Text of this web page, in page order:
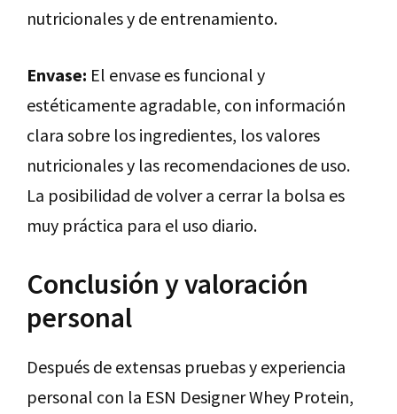
nutricionales y de entrenamiento.
Envase: El envase es funcional y
estéticamente agradable, con información
clara sobre los ingredientes, los valores
nutricionales y las recomendaciones de uso.
La posibilidad de volver a cerrar la bolsa es
muy práctica para el uso diario.
Conclusión y valoración
personal
Después de extensas pruebas y experiencia
personal con la ESN Designer Whey Protein,